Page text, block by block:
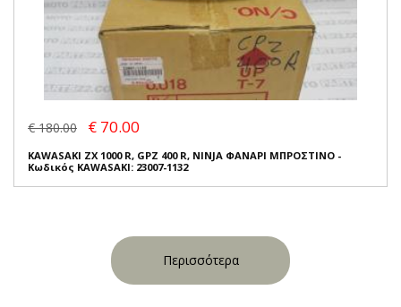
€ 180.00 € 70.00
KAWASAKI ZX 1000 R, GPZ 400 R, NINJA ΦΑΝΑΡΙ ΜΠΡΟΣΤΙΝΟ -
Κωδικός KAWASAKI: 23007-1132
Περισσότερα